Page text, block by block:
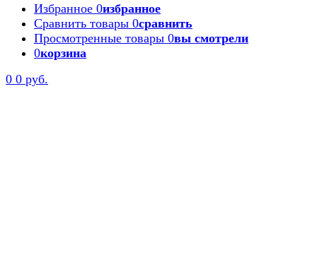
Избранное 0избранное
Сравнить товары 0сравнить
Просмотренные товары 0вы смотрели
0корзина
0 0 руб.